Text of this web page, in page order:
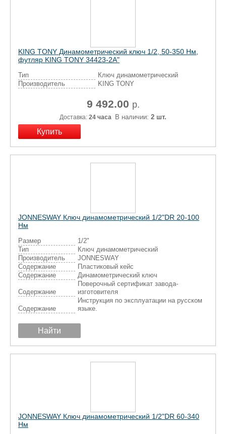
KING TONY Динамометрический ключ 1/2, 50-350 Нм,
футляр KING TONY 34423-2A"
Тип
Ключ динамометрический
Производитель
KING TONY
9 492.00 р.
Доставка: 24 часа В наличии: 2 шт.
JONNESWAY Ключ динамометрический 1/2"DR 20-100
Нм
Размер
1/2"
Тип
Ключ динамометрический
Производитель
JONNESWAY
Содержание
Пластиковый кейс
Содержание
Динамометрический ключ
Содержание
Поверочный сертификат завода-
изготовителя
Содержание
Инструкция по эксплуатации на русском
языке.
Найти
JONNESWAY Ключ динамометрический 1/2"DR 60-340
Нм